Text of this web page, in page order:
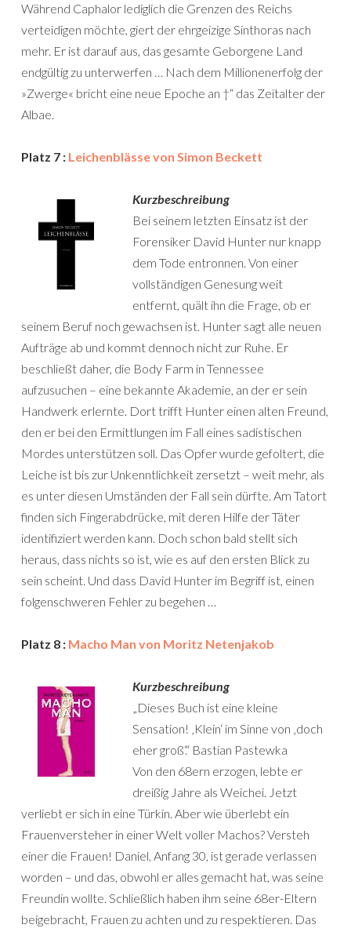
Während Caphalor lediglich die Grenzen des Reichs
verteidigen möchte, giert der ehrgeizige Sinthoras nach
mehr. Er ist darauf aus, das gesamte Geborgene Land
endgültig zu unterwerfen … Nach dem Millionenerfolg der
»Zwerge« bricht eine neue Epoche an †“ das Zeitalter der
Albae.
Platz 7 : Leichenblässe von Simon Beckett
Kurzbeschreibung
Bei seinem letzten Einsatz ist der
Forensiker David Hunter nur knapp
dem Tode entronnen. Von einer
vollständigen Genesung weit
entfernt, quält ihn die Frage, ob er
seinem Beruf noch gewachsen ist. Hunter sagt alle neuen
Aufträge ab und kommt dennoch nicht zur Ruhe. Er
beschließt daher, die Body Farm in Tennessee
aufzusuchen – eine bekannte Akademie, an der er sein
Handwerk erlernte. Dort trifft Hunter einen alten Freund,
den er bei den Ermittlungen im Fall eines sadistischen
Mordes unterstützen soll. Das Opfer wurde gefoltert, die
Leiche ist bis zur Unkenntlichkeit zersetzt – weit mehr, als
es unter diesen Umständen der Fall sein dürfte. Am Tatort
finden sich Fingerabdrücke, mit deren Hilfe der Täter
identifiziert werden kann. Doch schon bald stellt sich
heraus, dass nichts so ist, wie es auf den ersten Blick zu
sein scheint. Und dass David Hunter im Begriff ist, einen
folgenschweren Fehler zu begehen …
Platz 8 : Macho Man von Moritz Netenjakob
Kurzbeschreibung
„Dieses Buch ist eine kleine
Sensation! ‚Klein‘ im Sinne von ‚doch
eher groß‘.“ Bastian Pastewka
Von den 68ern erzogen, lebte er
dreißig Jahre als Weichei. Jetzt
verliebt er sich in eine Türkin. Aber wie überlebt ein
Frauenversteher in einer Welt voller Machos? Versteh
einer die Frauen! Daniel, Anfang 30, ist gerade verlassen
worden – und das, obwohl er alles gemacht hat, was seine
Freundin wollte. Schließlich haben ihm seine 68er-Eltern
beigebracht, Frauen zu achten und zu respektieren. Das